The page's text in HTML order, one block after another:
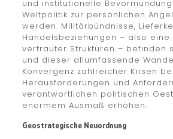
und institutionelle
Weltpolitik zur persönlichen
werden. Militärbündnisse,
Handelsbeziehungen – also
vertrauter Strukturen – befinden
und dieser allumfassende
Konvergenz zahlreicher Krisen
Herausforderungen und
verantwortlichen politischen
enormem Ausmaß erhöhen.
Geostrategische Neuordnung